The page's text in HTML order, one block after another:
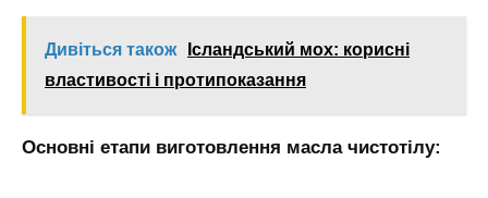
Дивіться також
Ісландський мох: корисні
властивості і протипоказання
Основні етапи виготовлення масла чистотілу: